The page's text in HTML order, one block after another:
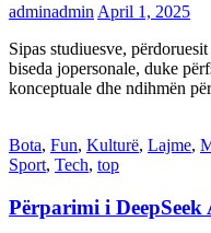
adminadmin April 1, 2025
Sipas studiuesve,
biseda jopersonale, duke
konceptuale dhe ndihmën
Bota, Fun, Kulturë, Lajme,
Sport, Tech, top
Përparimi i